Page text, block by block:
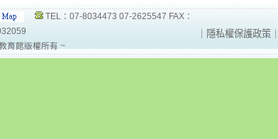
TEL：07-8034473 07-2625547 FAX：
育館版權所有 ~
隱私權保護政策｜